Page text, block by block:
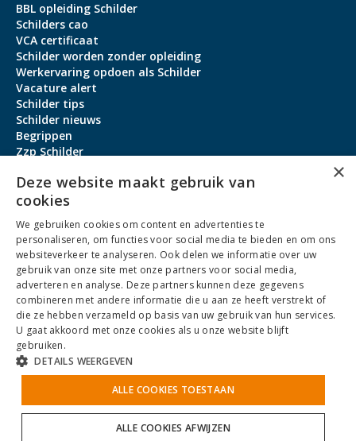
BBL opleiding Schilder
Schilders cao
VCA certificaat
Schilder worden zonder opleiding
Werkervaring opdoen als Schilder
Vacature alert
Schilder tips
Schilder nieuws
Begrippen
Zzp Schilder
Contact
Over ons
service@schildervacature.nl
088-7060801
Facebook
YoutubeLinkedInInstagram
Algemene VoorwaardenPrivacybeleid
AntidiscriminatiebeleidCookiesSitemapNoBrothers
×
Deze website maakt gebruik van
cookies
We gebruiken cookies om content en advertenties te
personaliseren, om functies voor social media te bieden en om ons
websiteverkeer te analyseren. Ook delen we informatie over uw
gebruik van onze site met onze partners voor social media,
adverteren en analyse. Deze partners kunnen deze gegevens
combineren met andere informatie die u aan ze heeft verstrekt of
die ze hebben verzameld op basis van uw gebruik van hun services.
U gaat akkoord met onze cookies als u onze website blijft
gebruiken.
DETAILS WEERGEVEN
ALLE COOKIES TOESTAAN
ALLE COOKIES AFWIJZEN